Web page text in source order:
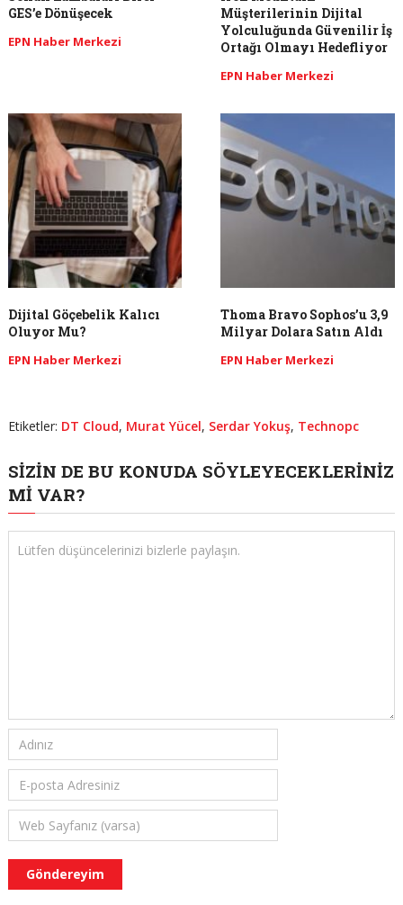
GES’e Dönüşecek
EPN Haber Merkezi
Müşterilerinin Dijital
Yolculuğunda Güvenilir İş
Ortağı Olmayı Hedefliyor
EPN Haber Merkezi
Dijital Göçebelik Kalıcı
Oluyor Mu?
EPN Haber Merkezi
Thoma Bravo Sophos’u 3,9
Milyar Dolara Satın Aldı
EPN Haber Merkezi
Etiketler: DT Cloud, Murat Yücel, Serdar Yokuş, Technopc
SIZIN DE BU KONUDA SÖYLEYECEKLERINIZ
MI VAR?